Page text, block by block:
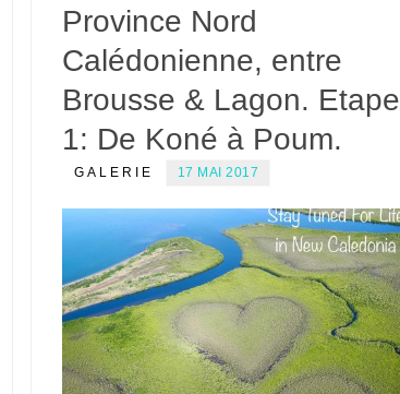
Province Nord
Calédonienne, entre
Brousse & Lagon. Etape
1: De Koné à Poum.
GALERIE 17 MAI 2017